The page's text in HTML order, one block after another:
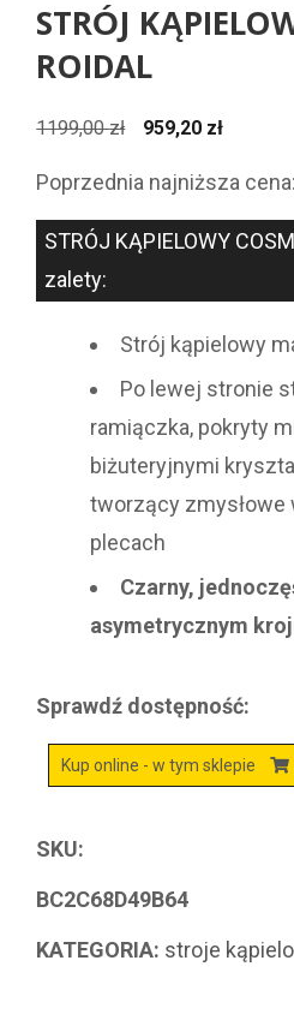
STRÓJ
ROIDAL
1199,00zł
Pierwotna
wynosiła:
1199,00 zł.
959,20 złAktualna
wynosi:
959,20
Poprzednia najniższa cena:
STRÓJ KĄPIELOWY
zalety:
Strój kąpielowy
Po lewej stronie
ramiączka, pokryty
biżuteryjnymi
tworzący zmysłowe
plecach
Czarny,
asymetrycznym
Sprawdź dostępność:
Kup online - w tym sklepie
SKU:
BC2C68D49B64
KATEGORIA: stroje